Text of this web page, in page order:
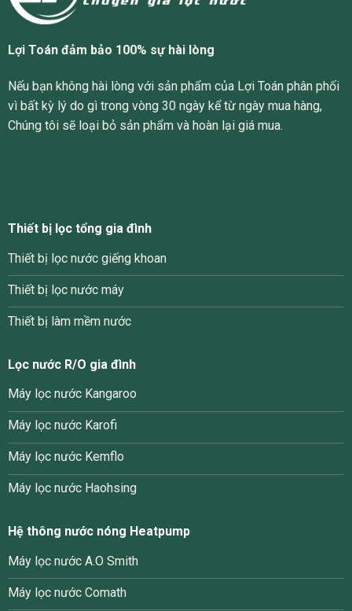
Lợi Toán đảm bảo 100% sự hài lòng
Nếu bạn không hài lòng với sản phẩm của Lợi Toán phân phối
vì bất kỳ lý do gì trong vòng 30 ngày kể từ ngày mua hàng,
Chúng tôi sẽ loại bỏ sản phẩm và hoàn lại giá mua.
Thiết bị lọc tổng gia đình
Thiết bị lọc nước giếng khoan
Thiết bị lọc nước máy
Thiết bị làm mềm nước
Lọc nước R/O gia đình
Máy lọc nước Kangaroo
Máy lọc nước Karofi
Máy lọc nước Kemflo
Máy lọc nước Haohsing
Hệ thông nước nóng Heatpump
Máy lọc nước A.O Smith
Máy lọc nước Comath